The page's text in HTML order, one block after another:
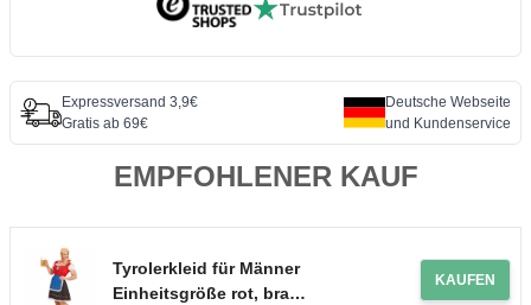
Expressversand 3,9€
Gratis ab 69€
Deutsche Webseite
und Kundenservice
EMPFOHLENER KAUF
Tyrolerkleid für Männer
Einheitsgröße rot, braun
KAUFEN